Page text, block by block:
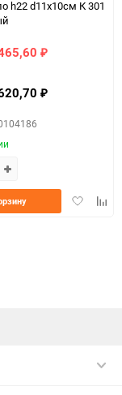
h22 d11х10см К 301
₽
₽
Добавить